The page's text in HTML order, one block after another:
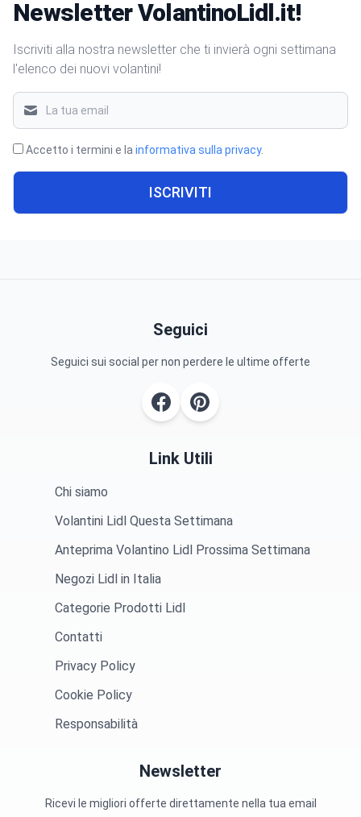
Newsletter VolantinoLidl.it!
Iscriviti alla nostra newsletter che ti invierà ogni settimana
l'elenco dei nuovi volantini!
Accetto i termini e la informativa sulla privacy.
ISCRIVITI
Seguici
Seguici sui social per non perdere le ultime offerte
Link Utili
Chi siamo
Volantini Lidl Questa Settimana
Anteprima Volantino Lidl Prossima Settimana
Negozi Lidl in Italia
Categorie Prodotti Lidl
Contatti
Privacy Policy
Cookie Policy
Responsabilità
Newsletter
Ricevi le migliori offerte direttamente nella tua email